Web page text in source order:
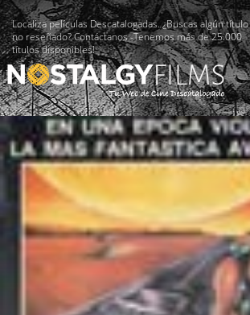
Localiza películas Descatalogadas. ¿Buscas algún título
no reseñado? Contáctanos -Tenemos más de 25.000
títulos disponibles!